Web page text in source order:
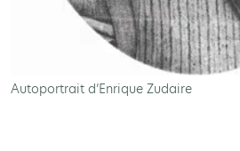
Autoportrait d’Enrique Zudaire